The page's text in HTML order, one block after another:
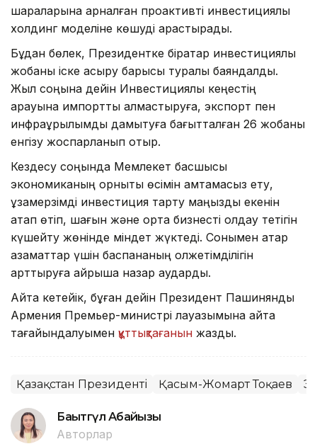
шараларына арналған проактивті инвестициялық
холдинг моделіне көшуді қарастырады.
Бұдан бөлек, Президентке бірқатар инвестициялық
жобаны іске асыру барысы туралы баяндалды.
Жыл соңына дейін Инвестициялық кеңестің
қарауына импортты алмастыруға, экспорт пен
инфрақұрылымды дамытуға бағытталған 26 жобаны
енгізу жоспарланып отыр.
Кездесу соңында Мемлекет басшысы
экономиканың орнықты өсімін қамтамасыз ету,
ұзақмерзімді инвестиция тарту маңызды екенін
атап өтіп, шағын және орта бизнесті қолдау тетігін
күшейту жөнінде міндет жүктеді. Сонымен қатар
азаматтар үшін баспананың қолжетімділігін
арттыруға айрықша назар аударды.
Айта кетейік, бұған дейін Президент Пашинянды
Армения Премьер-министрі лауазымына қайта
тағайындалуымен құттықтағанын жаздық.
Қазақстан Президенті Қасым-Жомарт Тоқаев
Бақытгүл Абайқызы
Авторлар